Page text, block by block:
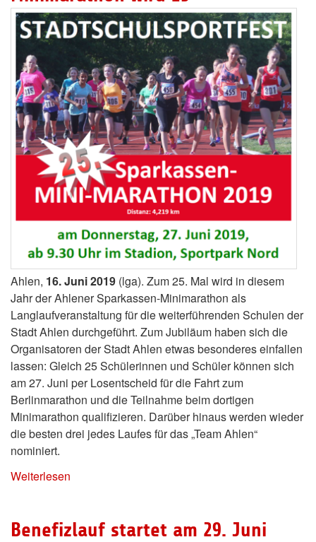
Ahlen, 16. Juni 2019 (lga). Zum 25. Mal wird in diesem
Jahr der Ahlener Sparkassen-Minimarathon als
Langlaufveranstaltung für die weiterführenden Schulen der
Stadt Ahlen durchgeführt. Zum Jubiläum haben sich die
Organisatoren der Stadt Ahlen etwas besonderes einfallen
lassen: Gleich 25 Schülerinnen und Schüler können sich
am 27. Juni per Losentscheid für die Fahrt zum
Berlinmarathon und die Teilnahme beim dortigen
Minimarathon qualifizieren. Darüber hinaus werden wieder
die besten drei jedes Laufes für das „Team Ahlen“
nominiert.
Weiterlesen
Benefizlauf startet am 29. Juni